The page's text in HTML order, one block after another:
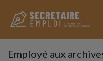
Employé aux